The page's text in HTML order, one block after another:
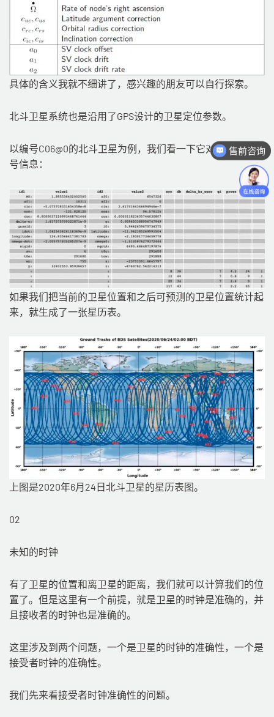
具体的含义我就不细讲了，感兴趣的朋友可以自行探索。
北斗卫星系统也是沿用了GPS设计的卫星定位参数。
以编号C06@0的北斗卫星为例，我们看一下它对外提供的信
号信息：
如果我们把当前的卫星位置和之后可预测的卫星位置统计起
来，就生成了一张星历表。
上图是2020年6月24日北斗卫星的星历表图。
02
未知的时钟
有了卫星的位置和离卫星的距离，我们就可以计算我们的位
置了。但是这里有一个前提，就是卫星的时钟是准确的，并
且接收者的时钟也是准确的。
这里涉及到两个问题，一个是卫星的时钟的准确性，一个是
接受者时钟的准确性。
我们先来看接受者时钟准确性的问题。
售前咨询